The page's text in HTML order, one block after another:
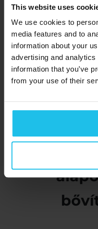
This website uses
We use cookies to
media features and to
information about your
advertising and
information that you’ve
from your use of their